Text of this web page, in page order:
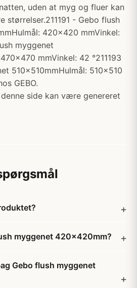
uden at myg og fluer kan
størrelser.211191 - Gebo flush
420x420 mmVinkel:
myggenet
mmVinkel: 42 °211193
510x510mmHulmål: 510x510
GEBO.
side kan være genereret
myggenet 420x420mm?
Gebo flush myggenet